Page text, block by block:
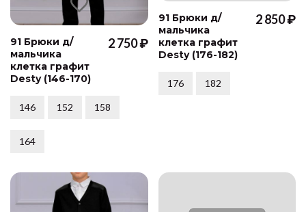
91 Брюки д/
мальчика
клетка графит
Desty (146-170)
2 750 ₽
146 152 158
164
91 Брюки д/
мальчика
клетка графит
Desty (176-182)
2 850 ₽
176 182